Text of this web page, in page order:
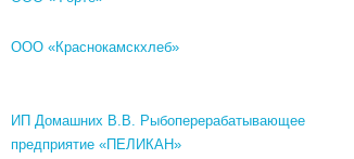
ООО «Краснокамскхлеб»
ИП Домашних В.В. Рыбоперерабатывающее
предприятие «ПЕЛИКАН»